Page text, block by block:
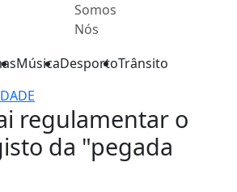
Somos
Nós
MúsicaDesportoTrânsito
regulamentar o
da "pegada